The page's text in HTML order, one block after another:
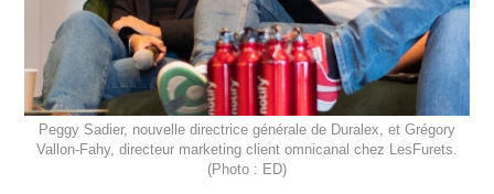
Peggy Sadier, nouvelle directrice générale de Duralex, et Grégory
Vallon-Fahy, directeur marketing client omnicanal chez LesFurets.
(Photo : ED)